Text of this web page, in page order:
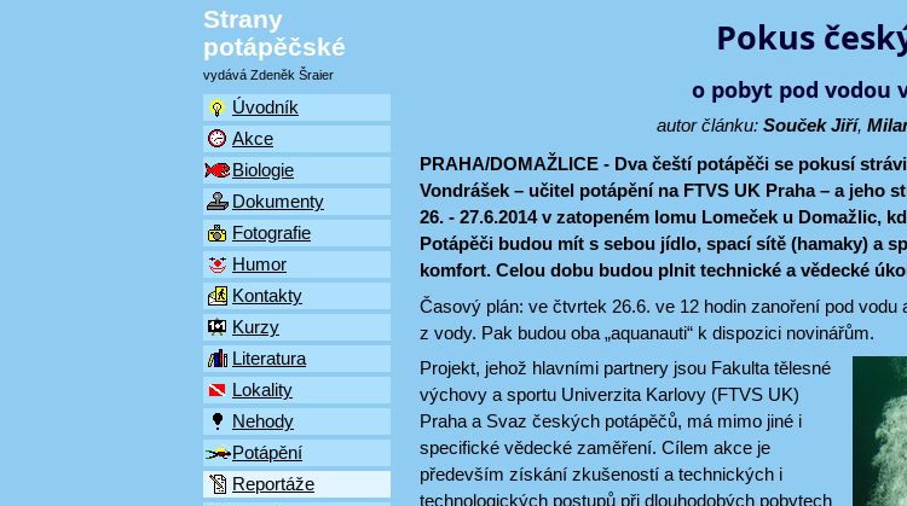
Strany
potápěčské
vydává Zdeněk Šraier
Úvodník
Akce
Biologie
Dokumenty
Fotografie
Humor
Kontakty
Kurzy
Literatura
Lokality
Nehody
Potápění
Reportáže
Pokus
o pobyt pod vodou
autor článku:Souček Jiří,
PRAHA/DOMAŽLICE - Dva čeští potápěči se pokusí
Vondrášek – učitel potápění na FTVS UK Praha – a jeho
26. - 27.6.2014 v zatopeném lomu Lomeček u Domažlic,
Potápěči budou mít s sebou jídlo, spací sítě (hamaky) a
komfort. Celou dobu budou plnit technické a vědecké
Časový plán: ve čtvrtek 26.6. ve 12 hodin zanoření pod
z vody. Pak budou oba „aquanauti“ k dispozici novinářům.
Projekt, jehož hlavními partnery jsou Fakulta tělesné
výchovy a sportu Univerzita Karlovy (FTVS UK)
Praha a Svaz českých potápěčů, má mimo jiné i
specifické vědecké zaměření. Cílem akce je
především získání zkušeností a technických i
technologických postupů při dlouhodobých pobytech